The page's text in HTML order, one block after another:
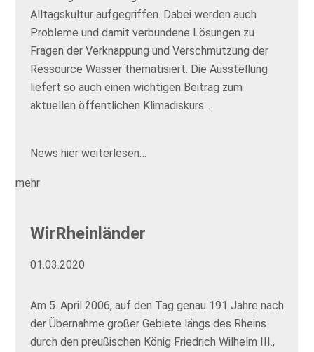
Alltagskultur aufgegriffen. Dabei werden auch
Probleme und damit verbundene Lösungen zu
Fragen der Verknappung und Verschmutzung der
Ressource Wasser thematisiert. Die Ausstellung
liefert so auch einen wichtigen Beitrag zum
aktuellen öffentlichen Klimadiskurs...
News hier weiterlesen…
mehr
WirRheinländer
01.03.2020
Am 5. April 2006, auf den Tag genau 191 Jahre nach
der Übernahme großer Gebiete längs des Rheins
durch den preußischen König Friedrich Wilhelm III.,